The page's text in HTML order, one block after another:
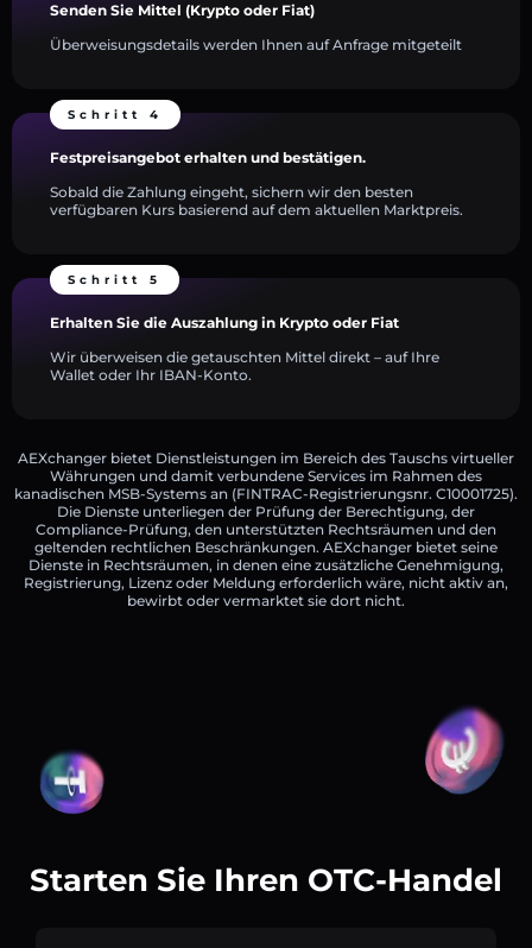
Senden Sie Mittel (Krypto oder Fiat)
Überweisungsdetails werden Ihnen auf Anfrage mitgeteilt
Schritt 4
Festpreisangebot erhalten und bestätigen.
Sobald die Zahlung eingeht, sichern wir den besten
verfügbaren Kurs basierend auf dem aktuellen Marktpreis.
Schritt 5
Erhalten Sie die Auszahlung in Krypto oder Fiat
Wir überweisen die getauschten Mittel direkt – auf Ihre
Wallet oder Ihr IBAN-Konto.
AEXchanger bietet Dienstleistungen im Bereich des Tauschs virtueller
Währungen und damit verbundene Services im Rahmen des
kanadischen MSB-Systems an (FINTRAC-Registrierungsnr. C10001725).
Die Dienste unterliegen der Prüfung der Berechtigung, der
Compliance-Prüfung, den unterstützten Rechtsräumen und den
geltenden rechtlichen Beschränkungen. AEXchanger bietet seine
Dienste in Rechtsräumen, in denen eine zusätzliche Genehmigung,
Registrierung, Lizenz oder Meldung erforderlich wäre, nicht aktiv an,
bewirbt oder vermarktet sie dort nicht.
Starten Sie Ihren OTC-Handel